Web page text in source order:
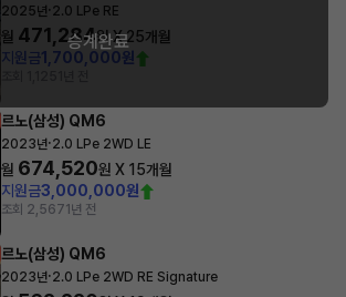
2025년· 2.0 LPe RE
월 471,284원 X25개월
지원금1,700,000원
승계완료
르노(삼성) QM6
2023년·2.0 LPe 2WD LE
월 674,520원 X 15개월
지원금3,000,000원
조회 2,5671년 전
르노(삼성) QM6
2023년·2.0 LPe 2WD RE Signature